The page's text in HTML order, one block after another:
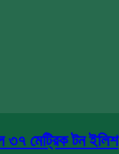
৩৭ মেট্রিক টন ইলিশ